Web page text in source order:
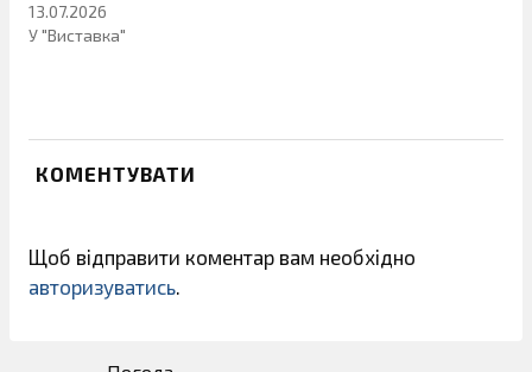
13.07.2026
У "Виставка"
КОМЕНТУВАТИ
Щоб відправити коментар вам необхідно
авторизуватись.